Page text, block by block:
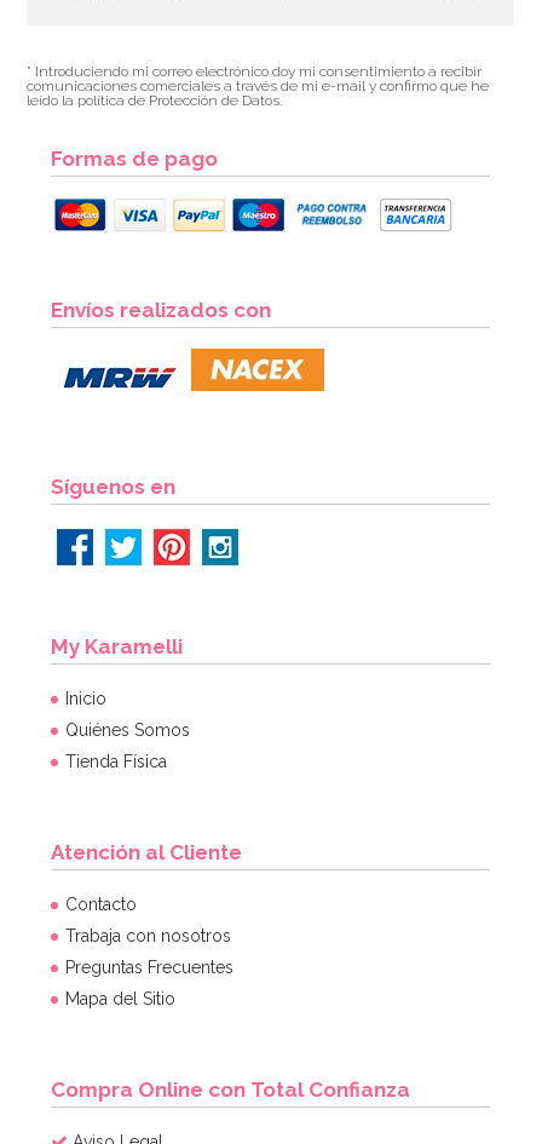
* Introduciendo mi correo electrónico doy mi consentimiento a recibir
comunicaciones comerciales a través de mi e-mail y confirmo que he
leído la política de Protección de Datos.
Formas de pago
Envíos realizados con
Síguenos en
My Karamelli
Inicio
Quiénes Somos
Tienda Física
Atención al Cliente
Contacto
Trabaja con nosotros
Preguntas Frecuentes
Mapa del Sitio
Compra Online con Total Confianza